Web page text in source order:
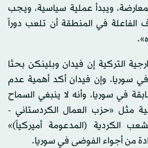
ويبدأ عملية سياسية، ويجب
الفاعلة في المنطقة أن تلعب دوراً
التركية إن فيدان وبلينكن بحثا
في سوريا، وإن فيدان أكد أهمية عدم
في سوريا، وأنه لا ينبغي السماح
مثل «حزب العمال الكردستاني -
الكردية (المدعومة أميركياً)»
من أجواء الفوضى في سوريا.